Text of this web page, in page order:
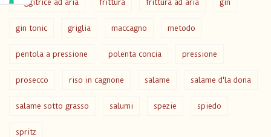
friggitrice ad aria frittura frittura ad aria gin
gin tonic griglia maccagno metodo
pentola a pressione polenta concia pressione
prosecco riso in cagnone salame salame d'la dona
salame sotto grasso salumi spezie spiedo
spritz